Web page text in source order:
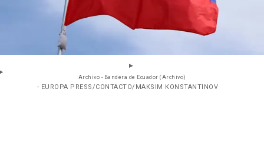
Archivo - Bandera de Ecuador (Archivo)
- EUROPA PRESS/CONTACTO/MAKSIM KONSTANTINOV